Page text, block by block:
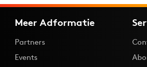
Meer Adformatie
Partners
Events